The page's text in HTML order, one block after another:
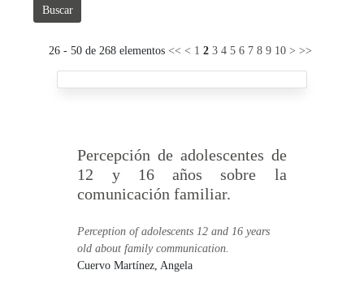
Buscar
26 - 50 de 268 elementos << < 1 2 3 4 5 6 7 8 9 10 > >>
Percepción de adolescentes de
12 y 16 años sobre la
comunicación familiar.
Perception of adolescents 12 and 16 years
old about family communication.
Cuervo Martínez, Angela